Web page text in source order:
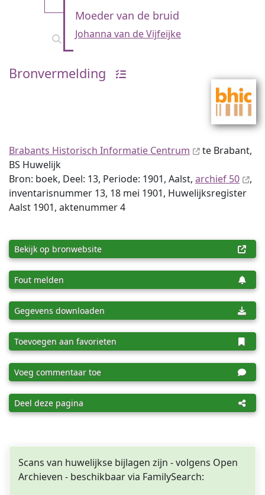
Moeder van de bruid
Johanna van de Vijfeijke
Bronvermelding
Brabants Historisch Informatie Centrum
te Brabant,
BS Huwelijk
Bron: boek, Deel: 13, Periode: 1901, Aalst, archief 50
,
inventaris­num­mer 13, 18 mei 1901, Huwelijksregister
Aalst 1901, aktenummer 4
Bekijk op bronwebsite
Fout melden
Gegevens downloaden
Toevoegen aan favorieten
Voeg commentaar toe
Deel deze pagina
Scans van huwelijkse bijlagen zijn - volgens Open
Archieven - beschikbaar via FamilySearch: